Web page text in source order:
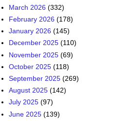
March 2026 (332)
February 2026 (178)
January 2026 (145)
December 2025 (110)
November 2025 (69)
October 2025 (118)
September 2025 (269)
August 2025 (142)
July 2025 (97)
June 2025 (139)